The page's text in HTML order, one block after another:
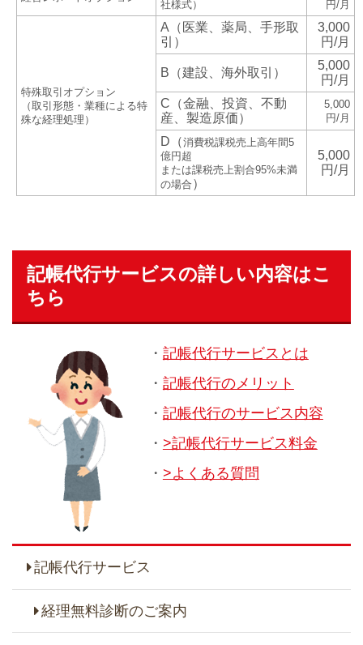
社様式）
円/月
特殊取引オプション
（取引形態・業種による特
殊な経理処理）
A（医業、薬局、手形取
引）
3,000
円/月
B（建設、海外取引）
5,000
円/月
C（金融 、投資 、不動
産、製造原価）
5,000
円/月
D（消費税課税売上高年間5
億円超
または課税売上割合95%未満
の場合 ）
5,000
円/月
記帳代行サービスの詳しい内容はこ
ちら
・ 記帳代行サービスとは
・ 記帳代行のメリット
・ 記帳代行のサービス内容
・ >記帳代行サービス料金
・ >よくある質問
記帳代行サービス
経理無料診断のご案内